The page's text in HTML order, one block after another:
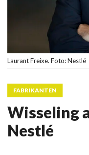
Laurant Freixe. Foto: Nestlé
FABRIKANTEN
Wisseling
Nestlé